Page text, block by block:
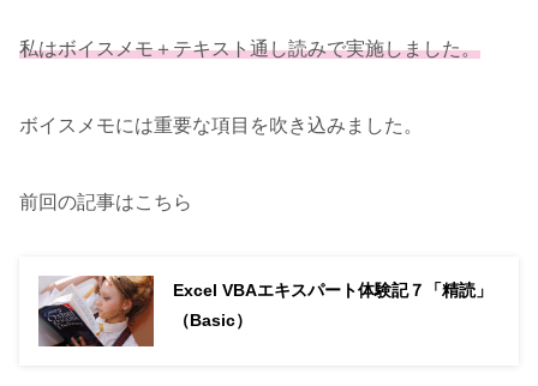
私はボイスメモ＋テキスト通し読みで実施しました。
ボイスメモには重要な項目を吹き込みました。
前回の記事はこちら
Excel VBAエキスパート体験記７「精読」
（Basic）